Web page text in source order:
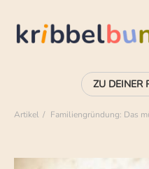
Artikel Familiengründung: Das